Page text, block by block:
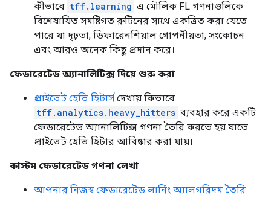
কীভাবে tff.learning এ মৌলিক FL গণনাগুলিকে
বিশেষায়িত সমষ্টিগত রুটিনের সাথে একত্রিত করা যেতে
পারে যা দৃঢ়তা, ডিফারেনশিয়াল গোপনীয়তা, সংকোচন
এবং আরও অনেক কিছু প্রদান করে।
ফেডারেটেড অ্যানালিটিক্স দিয়ে শুরু করা
প্রাইভেট হেভি হিটার্স দেখায় কিভাবে
tff.analytics.heavy_hitters ব্যবহার করে একটি
ফেডারেটেড অ্যানালিটিক্স গণনা তৈরি করতে হয় যাতে
প্রাইভেট হেভি হিটার আবিষ্কার করা যায়।
কাস্টম ফেডারেটেড গণনা লেখা
আপনার নিজস্ব ফেডারেটেড লার্নিং অ্যালগরিদম তৈরি